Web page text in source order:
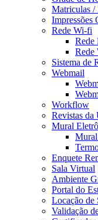
Matriculas /
Impressões
Rede Wi-fi
Rede
Rede
Sistema de
Webmail
Workflow
Revistas da
Mural
Enquete
Sala Virtual
Ambiente
Portal do
Locação de
Validação